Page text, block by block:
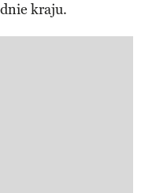
kraju.